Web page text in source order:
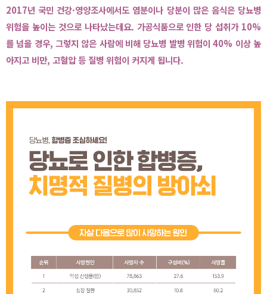
2017년 국민 건강·영양조사에서도 염분이나 당분이 많은 음식은 당뇨병
위험을 높이는 것으로 나타났는데요. 가공식품으로 인한 당 섭취가 10%
를 넘을 경우, 그렇지 않은 사람에 비해 당뇨병 발병 위험이 40% 이상 높
아지고 비만, 고혈압 등 질병 위험이 커지게 됩니다.